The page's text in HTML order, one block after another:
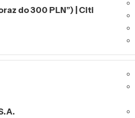
do 300 PLN”) | Citi